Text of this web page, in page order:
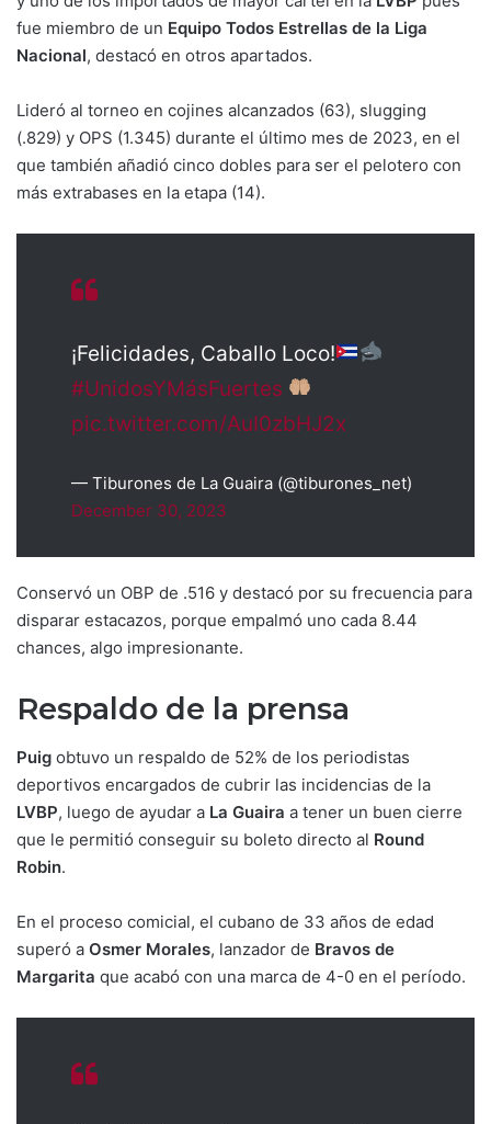
fue miembro de un Equipo Todos Estrellas de la Liga
Nacional, destacó en otros apartados.
Lideró al torneo en cojines alcanzados (63), slugging
(.829) y OPS (1.345) durante el último mes de 2023, en el
que también añadió cinco dobles para ser el pelotero con
más extrabases en la etapa (14).
¡Felicidades, Caballo Loco!
#UnidosYMásFuertes
pic.twitter.com/AuI0zbHJ2x
— Tiburones de La Guaira (@tiburones_net)
December 30, 2023
Conservó un OBP de .516 y destacó por su frecuencia para
disparar estacazos, porque empalmó uno cada 8.44
chances, algo impresionante.
Respaldo de la prensa
Puig obtuvo un respaldo de 52% de los periodistas
deportivos encargados de cubrir las incidencias de la
LVBP, luego de ayudar a La Guaira a tener un buen cierre
que le permitió conseguir su boleto directo al Round
Robin.
En el proceso comicial, el cubano de 33 años de edad
superó a Osmer Morales, lanzador de Bravos de
Margarita que acabó con una marca de 4-0 en el período.